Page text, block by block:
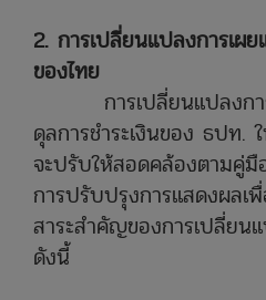
2. การเปลี่ยนแปลงการเผ
ของไทย
การเปลี่ยนแปลงการ
ดุลการชำระเงินของ ธปท.
จะปรับให้สอดคล้องตามคู่
การปรับปรุงการแสดงผลเ
สาระสำคัญของการเปลี่ยน
ดังนี้